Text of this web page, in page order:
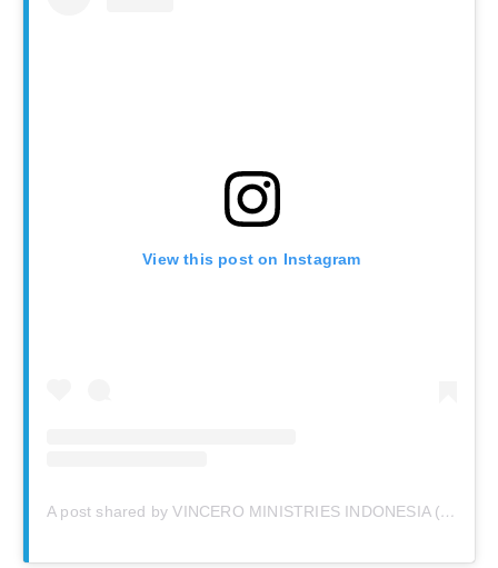
View this post on Instagram
A post shared by VINCERO MINISTRIES INDONESIA (@vincero_ministries)